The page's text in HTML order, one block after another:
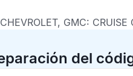
GMC: CRUISE
del